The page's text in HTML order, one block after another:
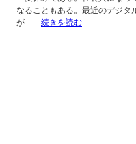
なることもある。最近のデジタ
が... 続きを読む